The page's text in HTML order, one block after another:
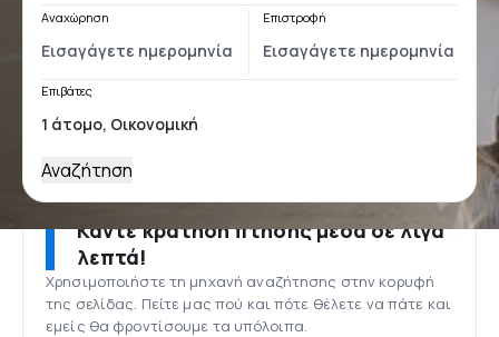
Αναχώρηση Επιστροφή
Επιβάτες
Αναζήτηση
Κάντε κράτηση πτήσης μέσα σε λίγα
λεπτά!
Χρησιμοποιήστε τη μηχανή αναζήτησης στην κορυφή
της σελίδας. Πείτε μας πού και πότε θέλετε να πάτε και
εμείς θα φροντίσουμε τα υπόλοιπα.